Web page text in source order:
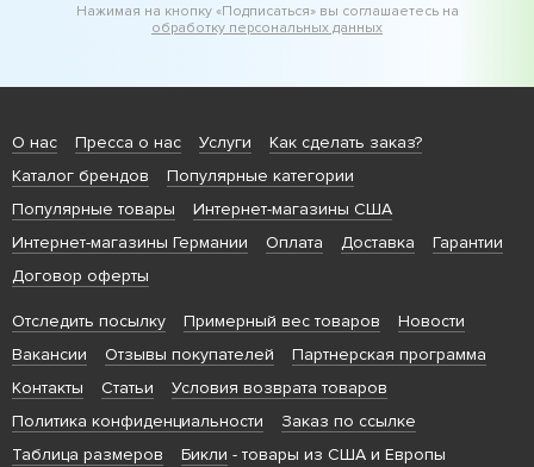
Нажимая на кнопку «Подписаться» вы соглашаетесь на
обработку персональных данных
О нас Пресса о нас Услуги
Как сделать заказ?
Каталог брендов
Популярные категории
Популярные товары
Интернет-магазины США
Интернет-магазины Германии
Оплата Доставка
Гарантии
Договор оферты
Отследить посылку Примерный вес товаров
Новости
Вакансии
Отзывы покупателей
Партнерская программа
Контакты
Статьи
Условия возврата товаров
Политика конфиденциальности
Заказ по ссылке
Таблица размеров
Бикли - товары из США и Европы